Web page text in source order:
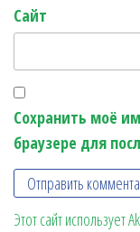
Сайт
Сохранить моё
браузере для
Этот сайт